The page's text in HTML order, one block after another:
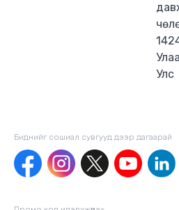
Улс
Биднийг сошиал сувгууд дээр дагаaрай